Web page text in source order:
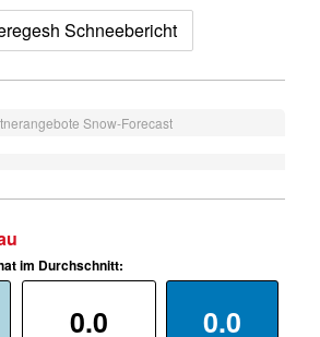
Schneebericht
Snow-Forecast
im Durchschnitt:
0.0 0.0